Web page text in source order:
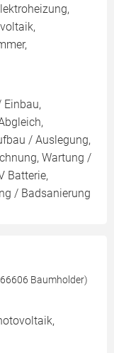
Einbau,
/ Auslegung,
Wartung /
Batterie,
/ Badsanierung
Baumholder)